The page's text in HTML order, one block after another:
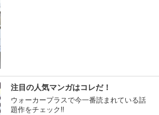
注目の人気マンガはコレだ！
ウォーカープラスで今一番読まれている話
題作をチェック!!